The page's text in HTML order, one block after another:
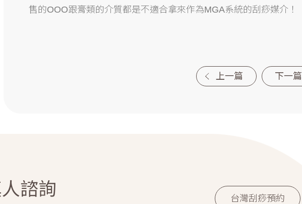
售的OOO跟膏類的介質都是不適合拿來作為MGA系統的刮痧媒介！
上一篇 下一篇
諮詢 台灣刮痧預約